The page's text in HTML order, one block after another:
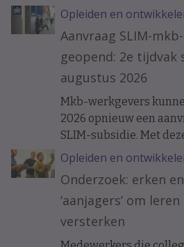
ervaring op te doen.
loopbanen van
ontwikkelkansen
langere termijn
Opleiden en
Aanvraag SLIM-
geopend: 2e tijdvak
augustus 2026
Mkb-werkgevers
2026 opnieuw een
SLIM-subsidie. Met
het ministerie van
Werkgelegenheid
binnen organisaties.
Opleiden en
Onderzoek: erken
‘aanjagers’ om
versterken